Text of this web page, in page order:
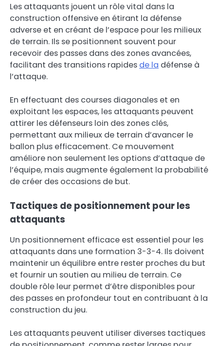
Les attaquants jouent un rôle vital dans la
construction offensive en étirant la défense
adverse et en créant de l’espace pour les milieux
de terrain. Ils se positionnent souvent pour
recevoir des passes dans des zones avancées,
facilitant des transitions rapides de la défense à
l’attaque.
En effectuant des courses diagonales et en
exploitant les espaces, les attaquants peuvent
attirer les défenseurs loin des zones clés,
permettant aux milieux de terrain d’avancer le
ballon plus efficacement. Ce mouvement
améliore non seulement les options d’attaque de
l’équipe, mais augmente également la probabilité
de créer des occasions de but.
Tactiques de positionnement pour les
attaquants
Un positionnement efficace est essentiel pour les
attaquants dans une formation 3-3-4. Ils doivent
maintenir un équilibre entre rester proches du but
et fournir un soutien au milieu de terrain. Ce
double rôle leur permet d’être disponibles pour
des passes en profondeur tout en contribuant à la
construction du jeu.
Les attaquants peuvent utiliser diverses tactiques